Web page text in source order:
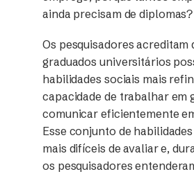
ainda precisam de diplomas?
Os pesquisadores acreditam
graduados universitários
habilidades sociais mais
capacidade de trabalhar em
comunicar eficientemente
Esse conjunto de
mais difíceis de avaliar e,
os pesquisadores